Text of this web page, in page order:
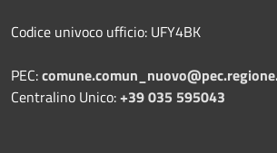
Codice univoco ufficio: UFY4BK
PEC:
Centralino Unico:+39 035 595043